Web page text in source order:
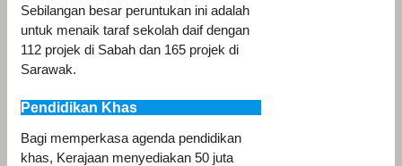
Sebilangan besar peruntukan ini adalah
untuk menaik taraf sekolah daif dengan
112 projek di Sabah dan 165 projek di
Sarawak.
Pendidikan Khas
Bagi memperkasa agenda pendidikan
khas, Kerajaan menyediakan 50 juta